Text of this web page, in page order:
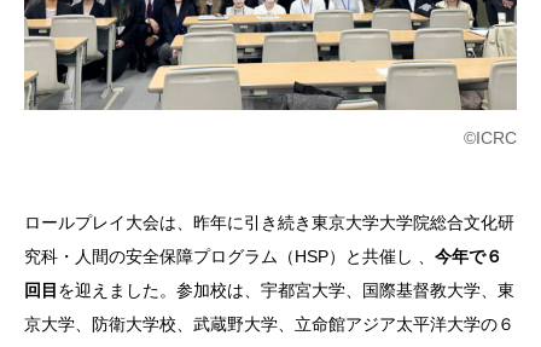
©ICRC
ロールプレイ大会は、昨年に引き続き東京大学大学院総合文化研
究科・人間の安全保障プログラム（HSP）と共催し 、 今年で６
回目 を迎えました。参加校は、宇都宮大学、国際基督教大学、東
京大学、防衛大学校、武蔵野大学、立命館アジア太平洋大学の６